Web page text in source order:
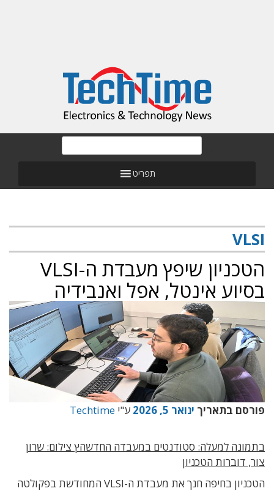
תפריט
VLSI
הטכניון שיפץ מעבדת ה-VLSI
בסיוע אינטל, אפל ואנבידיה
פורסם בתאריך ינואר 5, 2026 ע"י Techtime
בתמונה למעלה: סטודנטים במעבדה החדשהץ צילום: שרון
צור, דוברות הטכניון
הטכניון בחיפה חנך את מעבדת ה-VLSI המחודשת בפקולטה